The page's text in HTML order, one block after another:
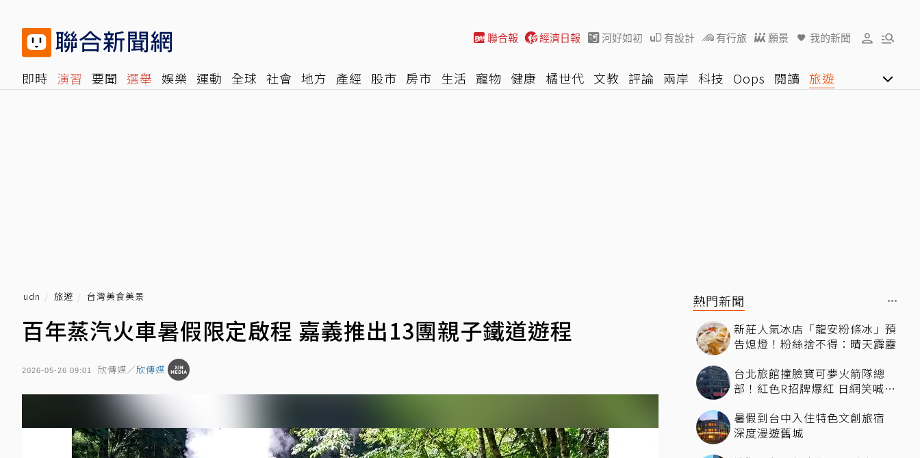
聯合報 經濟日報 河好如初 有設計 有行旅 願景 我的新聞
即時 演習 要聞 選舉 娛樂 運動 全球 社會 地方 產經 股市 房市 生活 寵物 健康 橘世代 文教 評論 兩岸 科技 Oops 閱讀 旅遊
udn 旅遊 台灣美食美景
百年蒸汽火車暑假限定啟程 嘉義推出13團親子鐵道遊程
2026-05-26 09:01 欣傳媒／欣傳媒
熱門新聞
新莊人氣冰店「龍安粉條冰」預
告熄燈！粉絲捨不得：晴天霹靂
台北旅館撞臉寶可夢火箭隊總
部！紅色R招牌爆紅 日網笑喊：
暑假到台中入住特色文創旅宿
深度漫遊舊城